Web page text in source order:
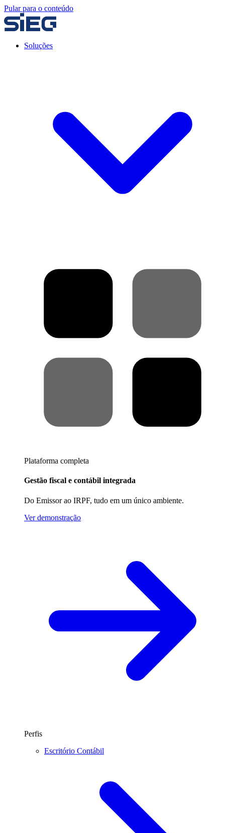
Pular para o conteúdo
Soluções
Plataforma completa
Gestão fiscal e contábil integrada
Do Emissor ao IRPF, tudo em um único ambiente.
Ver demonstração
Perfis
Escritório Contábil